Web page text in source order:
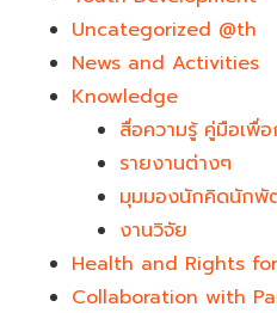
Uncategorized @th
News and Activities
Knowledge
สื่อความรู้ คู่มือเพื่
รายงานต่างๆ
มุมมองนักคิดนักพั
งานวิจัย
Health and Rights
Collaboration with